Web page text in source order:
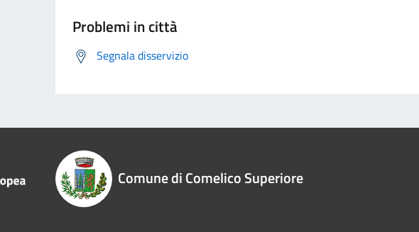
Problemi in città
Segnala disservizio
Comune di Comelico Superiore